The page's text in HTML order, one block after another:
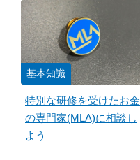
基本知識
特別な研修を受けたお金
の専門家(MLA)に相談し
よう